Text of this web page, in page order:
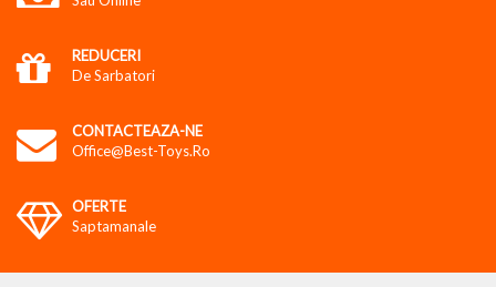
REDUCERI
De Sarbatori
CONTACTEAZA-NE
Office@best-Toys.ro
OFERTE
Saptamanale